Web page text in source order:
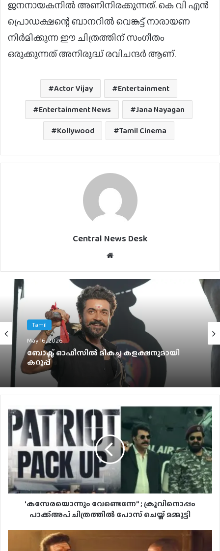
ജനനായകനിൽ അണിനിരക്കുന്നത്. കെ വി എൻ
പ്രൊഡക്ഷന്റെ ബാനറിൽ വെങ്കട്ട് നാരായണ
നിർമിക്കുന്ന ഈ ചിത്രത്തിന് സംഗീതം
ഒരുക്കുന്നത് അനിരുദ്ധ് രവിചന്ദർ ആണ്.
Actor Vijay
Entertainment
Entertainment News
Jana Nayagan
Kollywood
Tamil Cinema
Central News Desk
Tamil
May 16, 2026
ബോക്സ് ഓഫീസിൽ മികച്ച കളക്ഷനുമായി
കറുപ്പ്
'കസേരയൊന്നും വേണ്ടെന്നേ” ; ക്രൂവിനൊപ്പം
പാക്ക്അപ് ചിത്രത്തിൽ പോസ് ചെയ്ത് മമ്മൂട്ടി